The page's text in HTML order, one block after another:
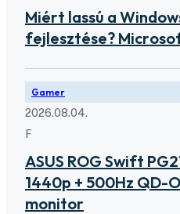
Miért lassú a
fejlesztése?
Gamer
2026.08.04.
F
ASUS ROG Swift
1440p + 500Hz QD-
monitor